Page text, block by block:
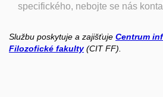
specifického, nebojte se nás
Službu poskytuje a zajišťuje Centrum
Filozofické fakulty (CIT FF).